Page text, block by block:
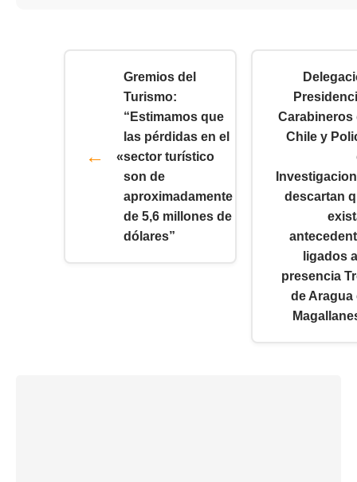
«
Gremios del
Turismo:
“Estimamos que
las pérdidas en el
sector turístico
son de
aproximadamente
de 5,6 millones de
dólares”
Carabineros
Chile y
descartan
ligados
presencia
de Aragua